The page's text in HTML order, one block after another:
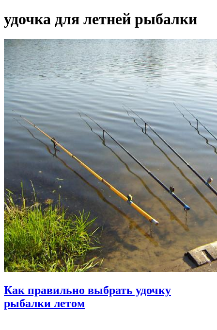
удочка для летней рыбалки
Как правильно выбрать удочку
рыбалки летом